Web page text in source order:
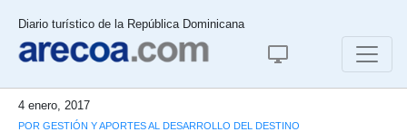
Diario turístico de la República Dominicana
4 enero, 2017
POR GESTIÓN Y APORTES AL DESARROLLO DEL DESTINO